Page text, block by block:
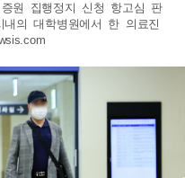
원 집행정지 신청 항고심 판
의 대학병원에서 한 의료진